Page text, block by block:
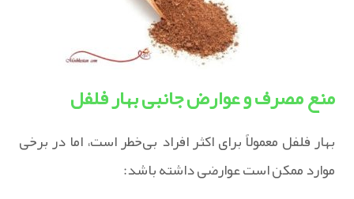
منع مصرف و عوارض جانبی بهار فلفل
بهار فلفل معمولاً برای اکثر افراد بی‌خطر است، اما در برخی
موارد ممکن است عوارضی داشته باشد: